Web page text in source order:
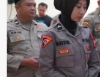
Kembali
Disorot,
Sejumlah
Aspek
Operasional
Kelayakan
Fasilitas